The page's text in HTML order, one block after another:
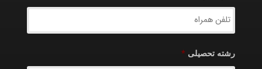
رشته تحصیلی *